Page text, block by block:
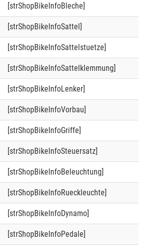
[strShopBikeInfoBleche]
[strShopBikeInfoSattel]
[strShopBikeInfoSattelstuetze]
[strShopBikeInfoSattelklemmung]
[strShopBikeInfoLenker]
[strShopBikeInfoVorbau]
[strShopBikeInfoGriffe]
[strShopBikeInfoSteuersatz]
[strShopBikeInfoBeleuchtung]
[strShopBikeInfoRueckleuchte]
[strShopBikeInfoDynamo]
[strShopBikeInfoPedale]